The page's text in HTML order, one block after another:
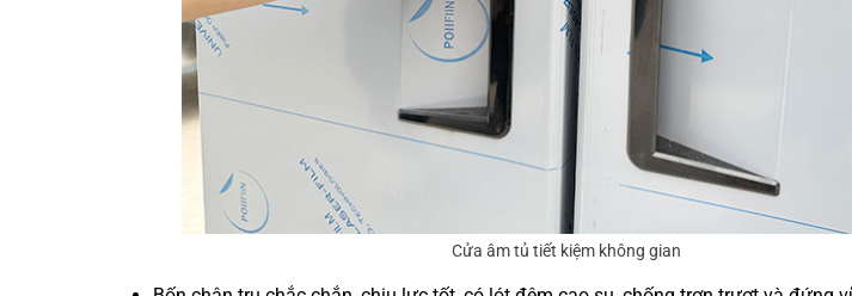
Cửa âm tủ tiết kiệm không gian